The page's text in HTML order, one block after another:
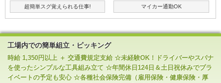
超簡単スグ覚えられる仕事! マイカー通勤OK
工場内での簡単組立・ピッキング
時給 1,350円以上 ＋ 交通費規定支給 ☆未経験OK！ドライバーやスパナ
を使ったシンプルな工具組み立て ☆年間休日124日＆土日祝休みでプラ
イベートの予定も安心 ☆各種社会保険完備（雇用保険・健康保険・厚